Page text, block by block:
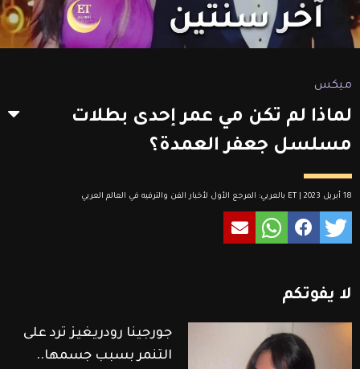
ميكس
لماذا لم تكن مي عمر إحدى بطلات
مسلسل جعفر العمدة؟
18 أبريل 2023 | ET بالعربي: المرجع الأول لأخبار الفن والترفيه في العالم العربي
لا يفوتكم
جورجينا رودريغيز ترد على
التنمر بسبب جسمها..